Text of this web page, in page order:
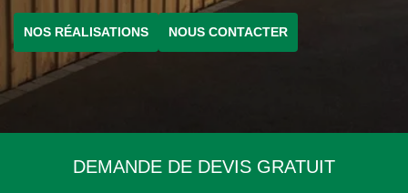
NOS RÉALISATIONS NOUS CONTACTER
DEMANDE DE DEVIS GRATUIT